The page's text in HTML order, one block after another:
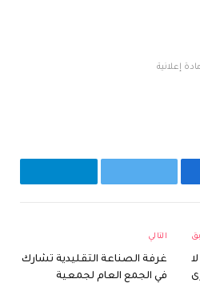
مادة إعلانية
تويتر تيلقرام
التالي
غرفة الصناعة التقليدية تشارك
في الجمع العام لجمعية